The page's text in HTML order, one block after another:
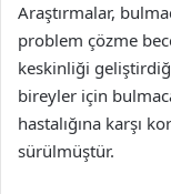
Araştırmalar,
problem çözme
keskinliği
bireyler için
hastalığına karşı
sürülmüştür.